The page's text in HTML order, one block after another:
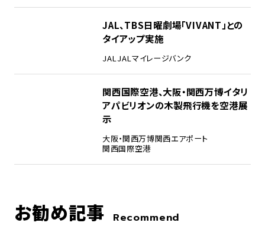
JAL、TBS日曜劇場「VIVANT」との
タイアップ実施
JALJALマイレージバンク
関西国際空港、大阪・関西万博イタリ
アパビリオンの木製飛行機を空港展
示
大阪・関西万博関西エアポート
関西国際空港
お勧め記事 Recommend